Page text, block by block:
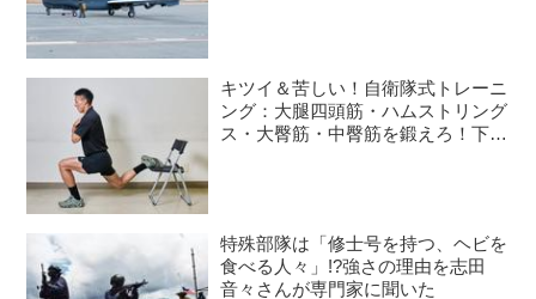
キツイ＆苦しい！自衛隊式トレーニ
ング：大腿四頭筋・ハムストリング
ス・大臀筋・中臀筋を鍛えろ！下半
特殊部隊は「修士号を持つ、ヘビを
食べる人々」!?強さの理由を志田
音々さんが専門家に聞いた